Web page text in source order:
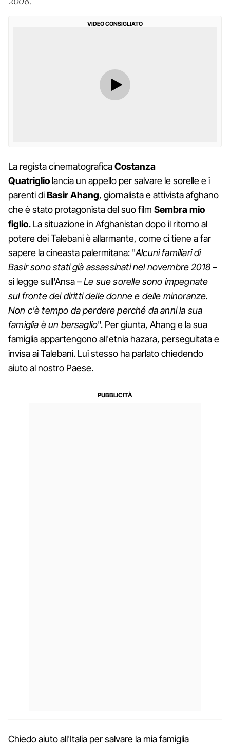
VIDEO CONSIGLIATO
La regista cinematograficaCostanza
Quatriglio lancia un appello per salvare le sorelle e i
parenti diBasir Ahang, giornalista e attivista afghano
che è stato protagonista del suo film Sembra mio
figlio. La situazione in Afghanistan dopo il ritorno al
potere dei Talebani è allarmante, come ci tiene a far
sapere la cineasta palermitana: "Alcuni familiari di
Basir sono stati già assassinati nel novembre 2018–
si legge sull'Ansa –Le sue sorelle sono impegnate
sul fronte dei diritti delle donne e delle minoranze.
Non c'è tempo da perdere perché da anni la sua
famiglia è un bersaglio". Per giunta, Ahang e la sua
famiglia appartengono all'etnia hazara, perseguitata e
invisa ai Talebani. Lui stesso ha parlato chiedendo
aiuto al nostro Paese.
Chiedo aiuto all'Italia per salvare la mia famiglia